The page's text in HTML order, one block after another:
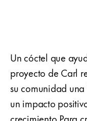
Un cóctel que
proyecto de Carl
su comunidad
un impacto